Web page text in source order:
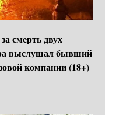
смерть двух
выслушал бывший
компании (18+)